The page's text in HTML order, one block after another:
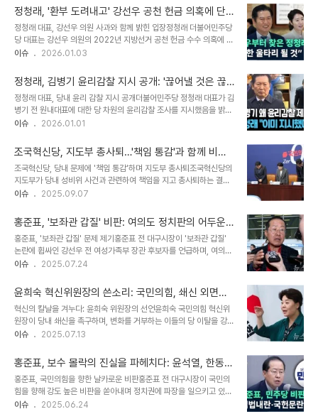
서 계엄에 대한 입..
위로 간주될 수 있다는 점을 시사합니다. 특히, 오세훈 시장이 당의 쇄
신과 계엄과의 단절을 촉구한 데 대한 반발로 해석될 수 있어, 향후 당
내 권력 투쟁의 서막을 알리는 신호탄으로도 볼 수 있습니다. 오세훈의
쓴소리: 쇄신을 향한 외침오세훈 시장은 신년 인사회에서 당 지도부를
향해 쓴소리를 쏟아냈습니다. 그는 '참을 만큼 참았다. 이제 계엄으로
하게 촉구했습니다...
정청래, '환부 도려내고' 강선우 공천 헌금 의혹에 단
호한 입장 밝혀
정청래 대표, 강선우 의원 사과와 함께 밝힌 입장정청래 더불어민주당
당 대표는 강선우 의원의 2022년 지방선거 공천 헌금 수수 의혹에 대
해 사과하며, 단호한 입장을 표명했습니다. 그는 "환부를 도려내고, 이
련 의혹에 대한 엄중한 인식을 드러낸 것으로, 당의 쇄신 의지를 강조
하는 발언으로 풀이됩니다. 사건의 전개: 의혹 제기부터 정청래 대표의
사과까지강선우 의원이 2022년 서울시의원 후보에게 1억 원을 받았
고, 김병기 의원이 이를 묵인했다는 의혹이 제기된 이후, 정청래 대표
는 즉각적인 사과 입장을 발표했습니다. 이 사건은 당내 공천 과정의
중되었습니다. 정 대표의..
이슈 2026.01.03
정청래, 김병기 윤리감찰 지시 공개: '끊어낼 것은 끊
어내고'… 민주당 쇄신 의지 밝혀
정청래 대표, 당내 윤리 감찰 지시 공개더불어민주당 정청래 대표가 김
병기 전 원내대표에 대한 당 차원의 윤리감찰 조사를 지시했음을 밝혔
습니다. 이는 지난 달 25일에 이루어진 것으로, 김 전 원내대표의 각
사도 예외 없이 윤리 감찰 대상이 될 수 있다고 강조하며, 쇄신 의지를
드러냈습니다. 감찰 지시의 배경: 강선우 의원 공천헌금 의혹정 대표의
윤리감찰 지시는 김 전 원내대표가 강선우 의원의 지방선거 공천헌금
수수 의혹을 묵인했다는 언론 보도가 나오기 전에 이루어졌습니다. 이
는 민주당이 당내 비위 의혹에 대해 선제적으로 대응하려는 의지를 보
지시와 함께 김병기 전 ..
이슈 2026.01.01
조국혁신당, 지도부 총사퇴…'책임 통감'과 함께 비대
위 체제 전환
조국혁신당, 당내 문제에 '책임 통감'하며 지도부 총사퇴조국혁신당의
지도부가 당내 성비위 사건과 관련하여 책임을 지고 총사퇴하는 결정
을 내렸습니다. 김선민 대표 권한대행을 비롯한 지도부는 7일 국회에
사퇴 의사를 밝혔습니다. 이는 신생 정당으로서 미흡했던 대응과 절차
상의 문제, 그리고 피해자에게 충분히 공감하지 못한 점에 대한 반성에
서 비롯된 결정으로 보입니다. 조국혁신당은 이번 사태를 통해 더욱 엄
격한 윤리 기준을 확립하고, 당원들의 상처를 보듬는 데 힘쓸 것으로
예상됩니다. 이번 결정은 단순히 지도부의 교체를 넘어, 당의 쇄신 의
는 노력이 필요한 시점입니다. 김..
이슈 2025.09.07
홍준표, '보좌관 갑질' 비판: 여의도 정치판의 어두운
그림자를 드러내다
홍준표, '보좌관 갑질' 문제 제기홍준표 전 대구시장이 '보좌관 갑질'
논란에 휩싸인 강선우 전 여성가족부 장관 후보자를 언급하며, 여의도
정치판의 고질적인 문제점을 지적했습니다. 그는 24일 자신의 페이스
습니다. 홍 전 시장은 이번 사태를 계기로, 오랫동안 묵인되어 온 갑질
문화가 근절되기를 희망하는 메시지를 전달했습니다. 그의 발언은 정
치권에 만연한 권력 남용과 부적절한 행태에 대한 경각심을 불러일으
키며, 긍정적인 변화를 기대하게 합니다. 여의도 정치판의 고질적인 문
제, '갑질' 관행홍 전 시장은 '보좌관 갑질'이 강선우 후보자만의 문제
임을 지적했습니다. 그는 '..
이슈 2025.07.24
윤희숙 혁신위원장의 쓴소리: 국민의힘, 쇄신 외면하
는 '그들'은 떠나라
혁신의 칼날을 겨누다: 윤희숙 위원장의 선언윤희숙 국민의힘 혁신위
원장이 당내 쇄신을 촉구하며, 변화를 거부하는 이들의 당 이탈을 강력
하게 주장했습니다. 13일, 윤 위원장은 기자간담회를 통해 “사과는커
다고 이야기하시는 분들이 (있다)”고 지적하며, 당의 변화를 가로막는
세력에 대한 비판의 날을 세웠습니다. 이는 당내 특정 계파를 넘어선,
쇄신을 거부하는 모든 세력을 향한 경고로 해석됩니다. 윤 위원장은 혁
신을 위한 강력한 의지를 드러내며, 당원들의 목소리에 귀 기울이는 혁
신을 강조했습니다. 사과 없는 '그들'을 향한 일침: 과거의 과오를 직시
이슈 2025.07.13
홍준표, 보수 몰락의 진실을 파헤치다: 윤석열, 한동
훈, 그리고 국민의힘 중진들의 역할
홍준표, 국민의힘을 향한 날카로운 비판홍준표 전 대구시장이 국민의
힘을 향해 강도 높은 비판을 쏟아내며 정치권에 파장을 일으키고 있습
니다. 그는 윤석열 전 대통령과 한동훈 전 대표를 '한국 보수 세력을 망
이슈 2025.06.24